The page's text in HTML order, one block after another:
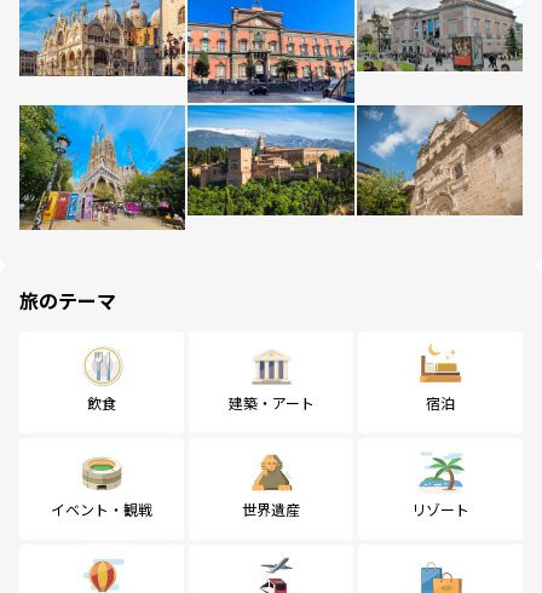
旅のテーマ
飲食 建築・アート 宿泊
イベント・観戦 世界遺産 リゾート